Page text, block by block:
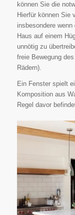
können Sie die
Hierfür können Sie
insbesondere
Haus auf einem
unnötig zu
freie Bewegung
Rädern).
Ein Fenster spielt
Komposition aus
Regel davor